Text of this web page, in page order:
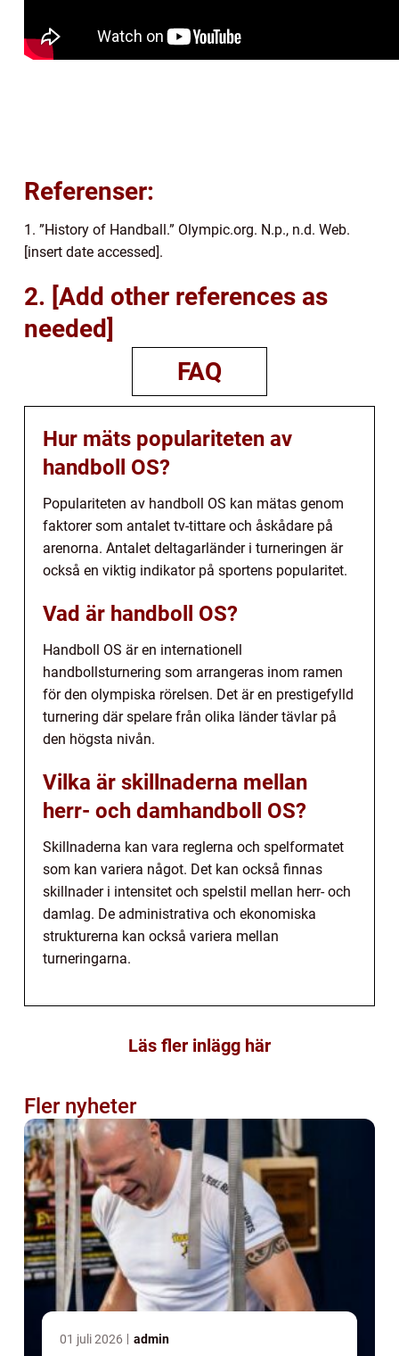
Referenser:
1. ”History of Handball.” Olympic.org. N.p., n.d. Web.
[insert date accessed].
2. [Add other references as
needed]
FAQ
Hur mäts populariteten av
handboll OS?
Populariteten av handboll OS kan mätas genom
faktorer som antalet tv-tittare och åskådare på
arenorna. Antalet deltagarländer i turneringen är
också en viktig indikator på sportens popularitet.
Vad är handboll OS?
Handboll OS är en internationell
handbollsturnering som arrangeras inom ramen
för den olympiska rörelsen. Det är en prestigefylld
turnering där spelare från olika länder tävlar på
den högsta nivån.
Vilka är skillnaderna mellan
herr- och damhandboll OS?
Skillnaderna kan vara reglerna och spelformatet
som kan variera något. Det kan också finnas
skillnader i intensitet och spelstil mellan herr- och
damlag. De administrativa och ekonomiska
strukturerna kan också variera mellan
turneringarna.
Läs fler inlägg här
Fler nyheter
01 juli 2026 admin